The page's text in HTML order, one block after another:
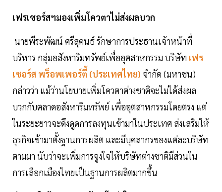
เฟรเซอร์สฯมองเพิ่มโควตาไม่ส่งผลบวก
นายพีระพัฒน์ ศรีสุคนธ์ รักษาการประธานเจ้าหน้าที่
บริหาร กลุ่มอสังหาริมทรัพย์เพื่ออุตสาหกรรม บริษัท เฟร
เซอร์ส พร็อพเพอร์ตี้ (ประเทศไทย) จำกัด (มหาชน)
กล่าวว่า แม้ว่านโยบายเพิ่มโควตาต่างชาติจะไม่ได้ส่งผล
บวกกับตลาดอสังหาริมทรัพย์ เพื่ออุตสาหกรรมโดยตรง แต่
ในระยะยาวจะดึงดูดการลงทุนเข้ามาในประเทศ ส่งเสริมให้
ธุรกิจเข้ามาตั้งฐานการผลิต และมีบุคลากรของแต่ละบริษัท
ตามมา นับว่าจะเพิ่มการจูงใจให้บริษัทต่างชาติมีส่วนใน
การเลือกเมืองไทยเป็นฐานการผลิตมากขึ้น